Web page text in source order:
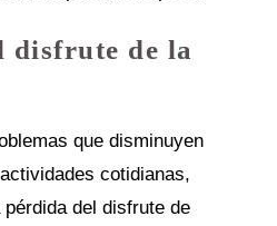
disfrute de la
que disminuyen
cotidianas,
del disfrute de